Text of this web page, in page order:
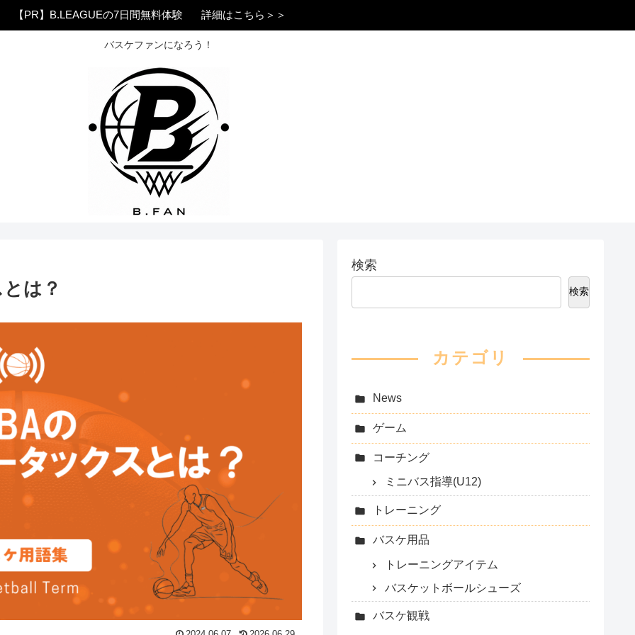
【PR】B.LEAGUEの7日間無料体験 詳細はこちら＞＞
バスケファンになろう！
は？
検索
検索
カテゴリ
News
ゲーム
コーチング
ミニバス指導(U12)
トレーニング
バスケ用品
トレーニングアイテム
バスケットボールシューズ
バスケ観戦